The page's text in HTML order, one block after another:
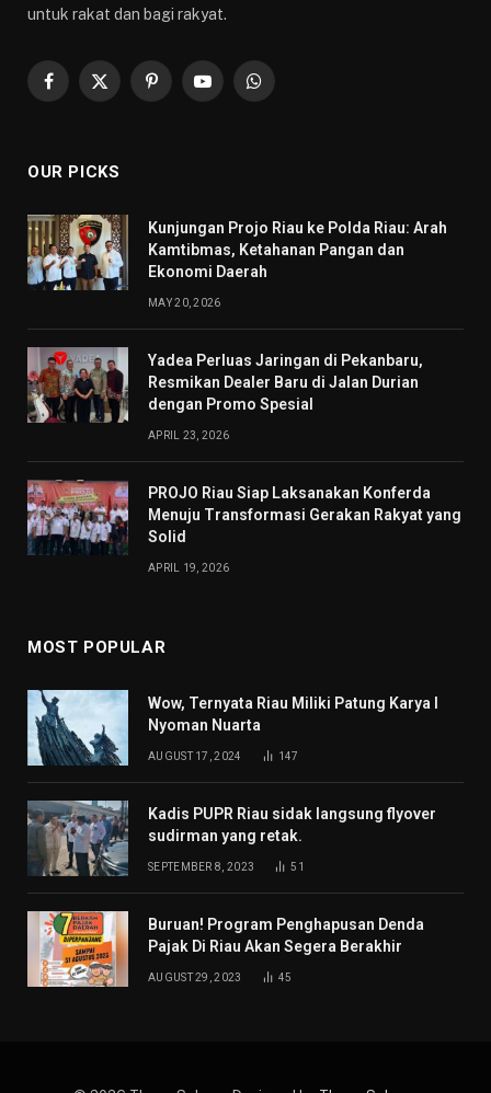
untuk rakat dan bagi rakyat.
Facebook
X
PinterestYouTubeWhatsApp
OUR PICKS
Kunjungan Projo Riau ke Polda Riau: Arah
Kamtibmas, Ketahanan Pangan dan
Ekonomi Daerah
MAY 20, 2026
Yadea Perluas Jaringan di Pekanbaru,
Resmikan Dealer Baru di Jalan Durian
dengan Promo Spesial
APRIL 23, 2026
PROJO Riau Siap Laksanakan Konferda
Menuju Transformasi Gerakan Rakyat yang
Solid
APRIL 19, 2026
MOST POPULAR
Wow, Ternyata Riau Miliki Patung Karya I
Nyoman Nuarta
AUGUST 17, 2024 147
Kadis PUPR Riau sidak langsung flyover
sudirman yang retak.
SEPTEMBER 8, 2023 51
Buruan! Program Penghapusan Denda
Pajak Di Riau Akan Segera Berakhir
AUGUST 29, 2023 45